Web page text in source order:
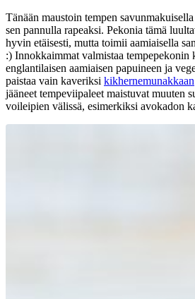
Tänään maustoin tempen
sen pannulla rapeaksi. Pekonia tämä
hyvin etäisesti, mutta toimii aamiaisella
:) Innokkaimmat valmistaa tempepekonin
englantilaisen aamiaisen papuineen ja
paistaa vain kaveriksi kikhernemunakkaan
jääneet tempeviipaleet maistuvat muuten
voileipien välissä, esimerkiksi avokadon